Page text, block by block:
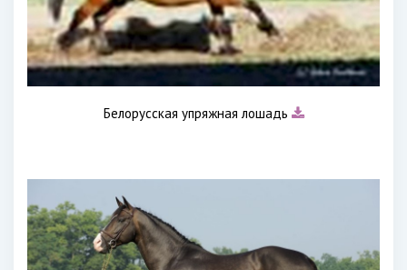
Белорусская упряжная лошадь